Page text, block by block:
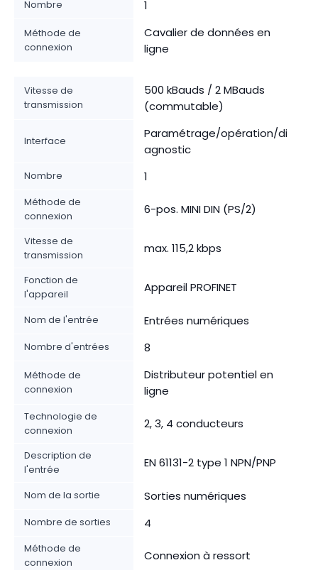
Nombre 1
Méthode de
connexion
Cavalier de données en
ligne
Vitesse de
transmission
500 kBauds / 2 MBauds
(commutable)
Interface
Paramétrage/opération/di
agnostic
Nombre 1
Méthode de
connexion
6-pos. MINI DIN (PS/2)
Vitesse de
transmission
max. 115,2 kbps
Fonction de
l'appareil
Appareil PROFINET
Nom de l'entrée Entrées numériques
Nombre d'entrées 8
Méthode de
connexion
Distributeur potentiel en
ligne
Technologie de
connexion
2, 3, 4 conducteurs
Description de
l'entrée
EN 61131-2 type 1 NPN/PNP
Nom de la sortie Sorties numériques
Nombre de sorties 4
Méthode de
connexion
Connexion à ressort